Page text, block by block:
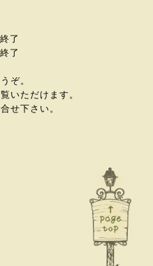
了
了
ぞ。
いただけます。
せ下さい。